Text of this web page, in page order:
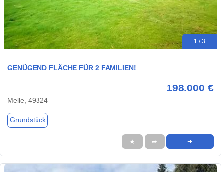
1 / 3
GENÜGEND FLÄCHE FÜR 2 FAMILIEN!
198.000 €
Melle, 49324
Grundstück
★ ➦ ➜